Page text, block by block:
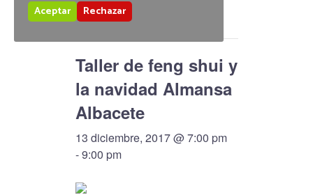
Este evento ha pasado.
Taller de feng shui y
la navidad Almansa
Albacete
13 diciembre, 2017 @ 7:00 pm
-9:00 pm
Aceptar
Rechazar